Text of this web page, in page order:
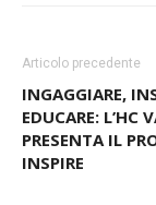
Articolo precedente
INGAGGIARE,
EDUCARE: L’HC
PRESENTA IL
INSPIRE